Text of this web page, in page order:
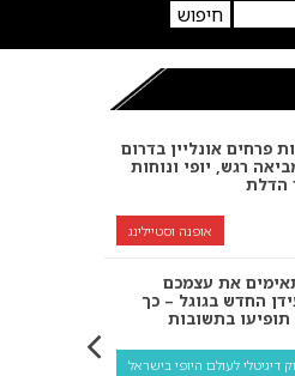
פרחים אונליין בדרום
רגש, יופי ונוחות
הדלת
אופנה וסטיילינג
את עצמכם
החדש בגוגל – כך
דיגיטלי לעולם היופי בישראל